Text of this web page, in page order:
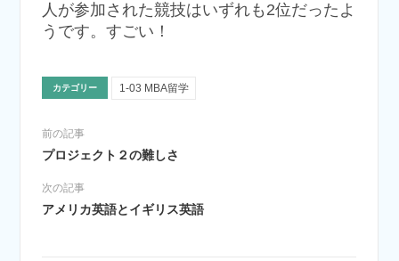
人が参加された競技はいずれも2位だったよ
うです。すごい！
カテゴリー 1-03 MBA留学
前の記事
プロジェクト２の難しさ
次の記事
アメリカ英語とイギリス英語